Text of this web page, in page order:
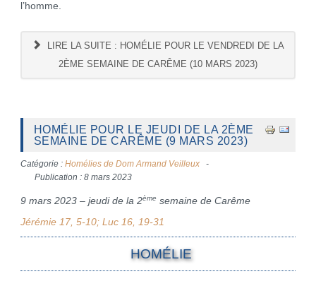
l’homme.
LIRE LA SUITE : HOMÉLIE POUR LE VENDREDI DE LA
2ÈME SEMAINE DE CARÊME (10 MARS 2023)
HOMÉLIE POUR LE JEUDI DE LA 2ÈME
SEMAINE DE CARÊME (9 MARS 2023)
Catégorie : Homélies de Dom Armand Veilleux
Publication : 8 mars 2023
9 mars 2023 – jeudi de la 2ème semaine de Carême
Jérémie 17, 5-10; Luc 16, 19-31
HOMÉLIE